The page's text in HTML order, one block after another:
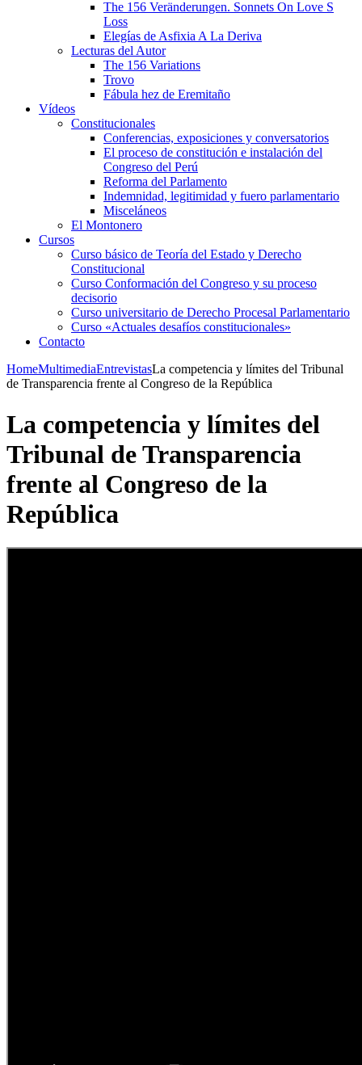
The 156 Veränderungen. Sonnets On Love S
Loss
Elegías de Asfixia A La Deriva
Lecturas del Autor
The 156 Variations
Trovo
Fábula hez de Eremitaño
Vídeos
Constitucionales
Conferencias, exposiciones y conversatorios
El proceso de constitución e instalación del
Congreso del Perú
Reforma del Parlamento
Indemnidad, legitimidad y fuero parlamentario
Misceláneos
El Montonero
Cursos
Curso básico de Teoría del Estado y Derecho
Constitucional
Curso Conformación del Congreso y su proceso
decisorio
Curso universitario de Derecho Procesal Parlamentario
Curso «Actuales desafíos constitucionales»
Contacto
HomeMultimediaEntrevistasLa competencia y límites del Tribunal
de Transparencia frente al Congreso de la República
La competencia y límites del
Tribunal de Transparencia
frente al Congreso de la
República